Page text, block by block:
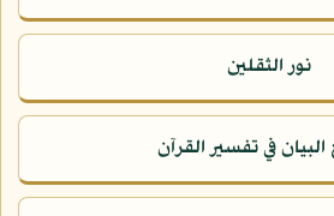
نور الثقلين
في تفسير القرآن